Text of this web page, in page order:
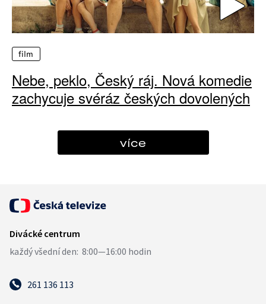
film
Nebe, peklo, Český ráj. Nová komedie
zachycuje svéráz českých dovolených
více
261 136 113